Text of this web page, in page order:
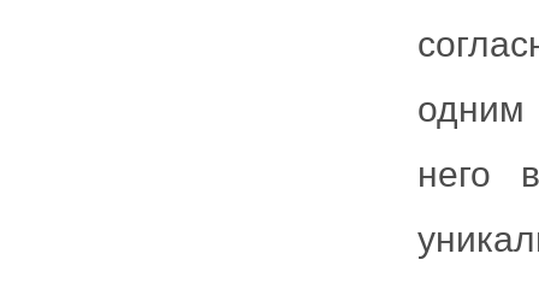
одним
него